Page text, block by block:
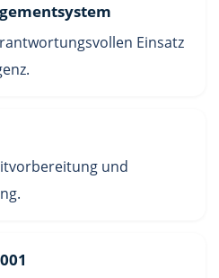
Einsatz
und